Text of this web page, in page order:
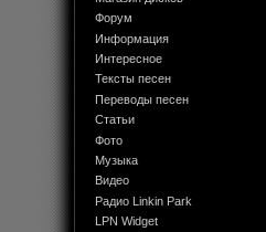
Форум
Информация
Интересное
Тексты песен
Переводы песен
Статьи
Фото
Музыка
Видео
Радио Linkin Park
LPN Widget